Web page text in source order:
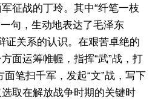
征战的丁玲。其中“纤笔一枝
句，生动地表达了毛泽东
证关系的认识。在艰苦卓绝的
面运筹帷幄，指挥“武”战，打
笔扫千军，发起“文”战，写下
取在解放战争时期的关键时